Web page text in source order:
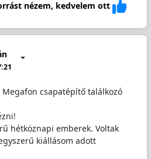
nézem, kedvelem ott
csapatépítő találkozó
hétköznapi emberek. Voltak
kiállásom adott